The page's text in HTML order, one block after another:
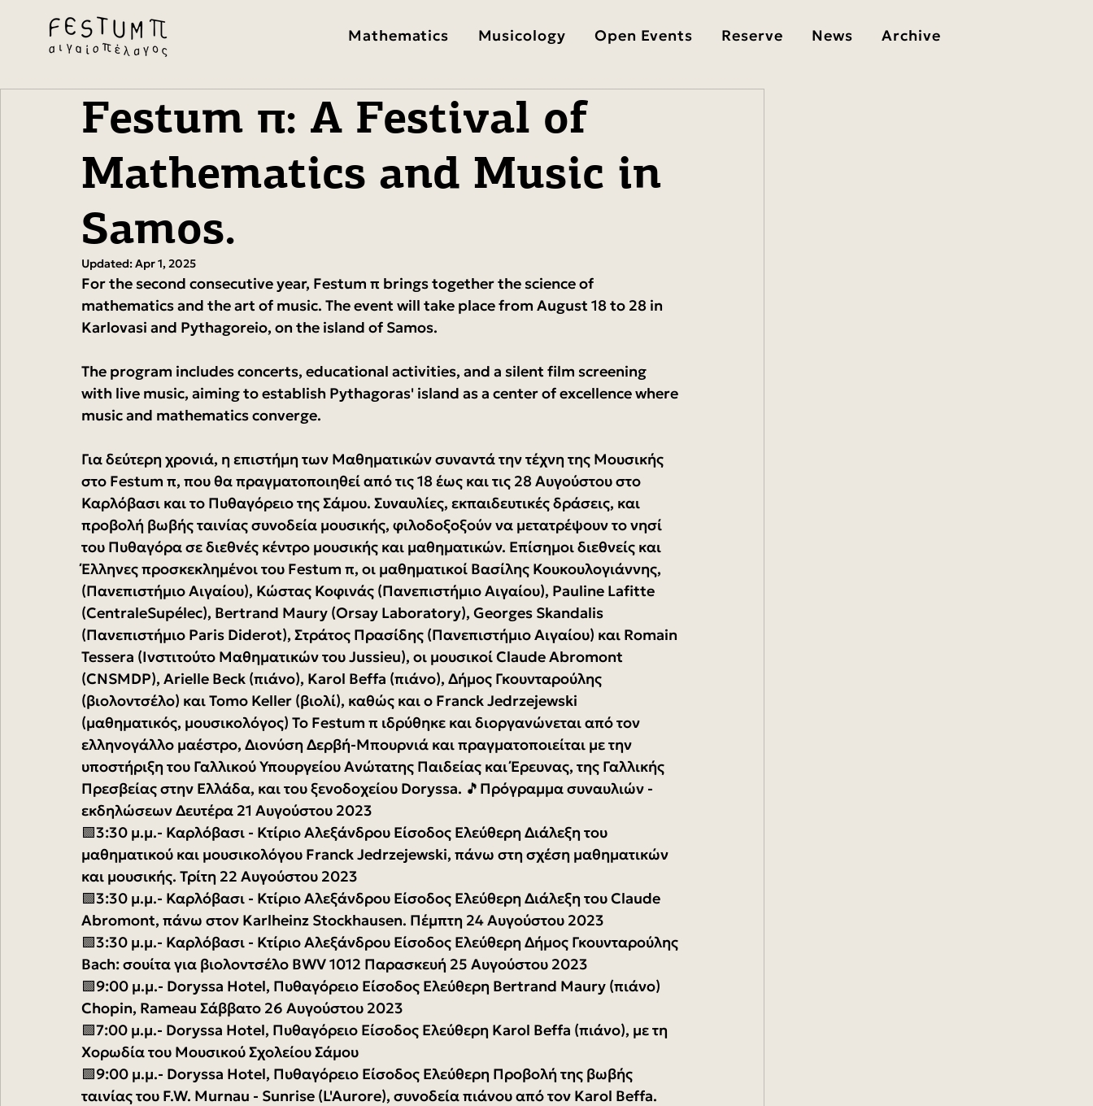
Mathematics Musicology Open Events Reserve News Archive
Festum π: A Festival of
Mathematics and Music in
Samos.
Updated:Apr 1, 2025
For the second consecutive year, Festum π brings together the science of
mathematics and the art of music. The event will take place from August 18 to 28 in
Karlovasi and Pythagoreio, on the island of Samos.
The program includes concerts, educational activities, and a silent film screening
with live music, aiming to establish Pythagoras' island as a center of excellence where
music and mathematics converge.
Για δεύτερη χρονιά, η επιστήμη των Μαθηματικών συναντά την τέχνη της Μουσικής
στο Festum π, που θα πραγματοποιηθεί από τις 18 έως και τις 28 Αυγούστου στο
Καρλόβασι και το Πυθαγόρειο της Σάμου. Συναυλίες, εκπαιδευτικές δράσεις, και
προβολή βωβής ταινίας συνοδεία μουσικής, φιλοδοξοξούν να μετατρέψουν το νησί
του Πυθαγόρα σε διεθνές κέντρο μουσικής και μαθηματικών. Επίσημοι διεθνείς και
Έλληνες προσκεκλημένοι του Festum π, οι μαθηματικοί Βασίλης Κουκουλογιάννης,
(Πανεπιστήμιο Αιγαίου), Κώστας Κοφινάς (Πανεπιστήμιο Αιγαίου), Pauline Lafitte
(CentraleSupélec), Bertrand Maury (Orsay Laboratory), Georges Skandalis
(Πανεπιστήμιο Paris Diderot), Στράτος Πρασίδης (Πανεπιστήμιο Αιγαίου) και Romain
Tessera (Ινστιτούτο Μαθηματικών του Jussieu), οι μουσικοί Claude Abromont
(CNSMDP), Arielle Beck (πιάνο), Karol Beffa (πιάνο), Δήμος Γκουνταρούλης
(βιολοντσέλο) και Tomo Keller (βιολί), καθώς και ο Franck Jedrzejewski
(μαθηματικός, μουσικολόγος) Το Festum π ιδρύθηκε και διοργανώνεται από τον
ελληνογάλλο μαέστρο, Διονύση Δερβή-Μπουρνιά και πραγματοποιείται με την
υποστήριξη του Γαλλικού Υπουργείου Ανώτατης Παιδείας και Έρευνας, της Γαλλικής
Πρεσβείας στην Ελλάδα, και του ξενοδοχείου Doryssa. 🎵Πρόγραμμα συναυλιών -
εκδηλώσεων Δευτέρα 21 Αυγούστου 2023
🟩3:30 μ.μ.- Καρλόβασι - Κτίριο Αλεξάνδρου Είσοδος Ελεύθερη Διάλεξη του
μαθηματικού και μουσικολόγου Franck Jedrzejewski, πάνω στη σχέση μαθηματικών
και μουσικής. Τρίτη 22 Αυγούστου 2023
🟩3:30 μ.μ.- Καρλόβασι - Κτίριο Αλεξάνδρου Είσοδος Ελεύθερη Διάλεξη του Claude
Abromont, πάνω στον Karlheinz Stockhausen. Πέμπτη 24 Αυγούστου 2023
🟩3:30 μ.μ.- Καρλόβασι - Κτίριο Αλεξάνδρου Είσοδος Ελεύθερη Δήμος Γκουνταρούλης
Bach: σουίτα για βιολοντσέλο BWV 1012 Παρασκευή 25 Αυγούστου 2023
🟩9:00 μ.μ.- Doryssa Hotel, Πυθαγόρειο Είσοδος Ελεύθερη Bertrand Maury (πιάνο)
Chopin, Rameau Σάββατο 26 Αυγούστου 2023
🟩7:00 μ.μ.- Doryssa Hotel, Πυθαγόρειο Είσοδος Ελεύθερη Karol Beffa (πιάνο), με τη
Χορωδία του Μουσικού Σχολείου Σάμου
🟩9:00 μ.μ.- Doryssa Hotel, Πυθαγόρειο Είσοδος Ελεύθερη Προβολή της βωβής
ταινίας του F.W. Murnau - Sunrise (L'Aurore), συνοδεία πιάνου από τον Karol Beffa.